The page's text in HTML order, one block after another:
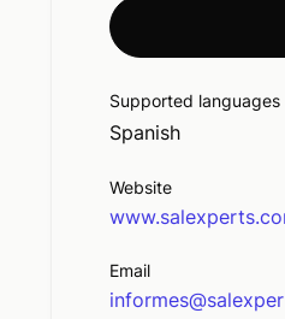
Supported languages
Spanish
Website
Email